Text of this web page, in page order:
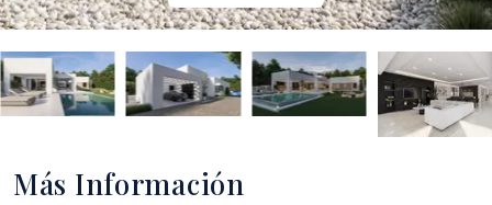
Más Información